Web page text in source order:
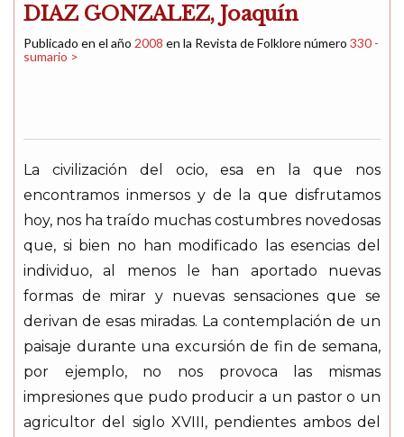
DIAZ GONZALEZ, Joaquín
Publicado en el año 2008 en la Revista de Folklore número 330 -
sumario >
La civilización del ocio, esa en la que nos
encontramos inmersos y de la que disfrutamos
hoy, nos ha traído muchas costumbres novedosas
que, si bien no han modificado las esencias del
individuo, al menos le han aportado nuevas
formas de mirar y nuevas sensaciones que se
derivan de esas miradas. La contemplación de un
paisaje durante una excursión de fin de semana,
por ejemplo, no nos provoca las mismas
impresiones que pudo producir a un pastor o un
agricultor del siglo XVIII, pendientes ambos del